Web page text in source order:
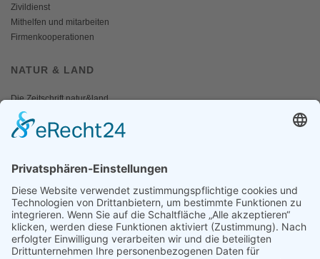
Zivildienst
Mithelfen und mitarbeiten
Firmenkooperationen
NATUR & LAND
Die Zeitschrift natur&land
Archiv
Mediadaten
Fotos und Logos
Presseaussendungen
Presse
Presseinformationen abonnieren